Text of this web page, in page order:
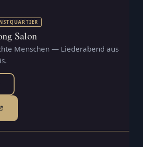
Salon
Menschen — Liederabend aus
ÖFFNET IN NEUEM TAB)